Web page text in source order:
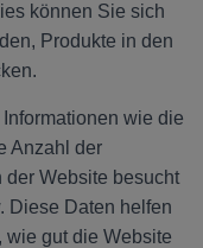
können Sie sich
Produkte in den
wie die
Anzahl der
Website besucht
Diese Daten helfen
wie gut die Website